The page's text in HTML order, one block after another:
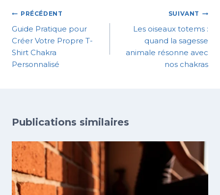
PRÉCÉDENT
Guide Pratique pour
Créer Votre Propre T-
Shirt Chakra
Personnalisé
SUIVANT
Les oiseaux totems :
quand la sagesse
animale résonne avec
nos chakras
Publications similaires